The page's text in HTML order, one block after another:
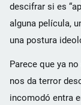
descifrar si es
alguna película,
una postura
Parece que ya
nos da terror
incomodó entra